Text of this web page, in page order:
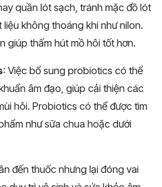
quần lót sạch, tránh mặc đồ lót
không thoáng khí như nilon.
giúp thấm hút mồ hôi tốt hơn.
: Việc bổ sung probiotics có thể
âm đạo, giúp cải thiện các
hôi. Probiotics có thể được tìm
như sữa chua hoặc dưới
đến thuốc nhưng lại đóng vai